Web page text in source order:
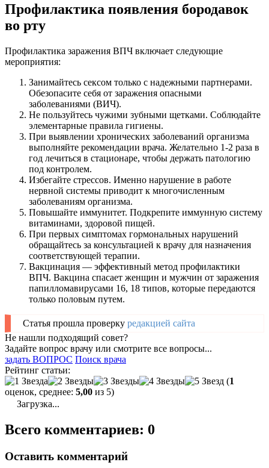
Профилактика появления бородавок
во рту
Профилактика заражения ВПЧ включает следующие
мероприятия:
Занимайтесь сексом только с надежными партнерами.
Обезопасите себя от заражения опасными
заболеваниями (ВИЧ).
Не пользуйтесь чужими зубными щетками. Соблюдайте
элементарные правила гигиены.
При выявлении хронических заболеваний организма
выполняйте рекомендации врача. Желательно 1-2 раза в
год лечиться в стационаре, чтобы держать патологию
под контролем.
Избегайте стрессов. Именно нарушение в работе
нервной системы приводит к многочисленным
заболеваниям организма.
Повышайте иммунитет. Подкрепите иммунную систему
витаминами, здоровой пищей.
При первых симптомах гормональных нарушений
обращайтесь за консультацией к врачу для назначения
соответствующей терапии.
Вакцинация — эффективный метод профилактики
ВПЧ. Вакцина спасает женщин и мужчин от заражения
папилломавирусами 16, 18 типов, которые передаются
только половым путем.
Статья прошла проверку редакцией сайта
Не нашли подходящий совет?
Задайте вопрос врачу или смотрите все вопросы...
задать ВОПРОС Поиск врача
Рейтинг статьи:
(1
оценок, среднее: 5,00 из 5)
Загрузка...
Всего комментариев: 0
Оставить комментарий